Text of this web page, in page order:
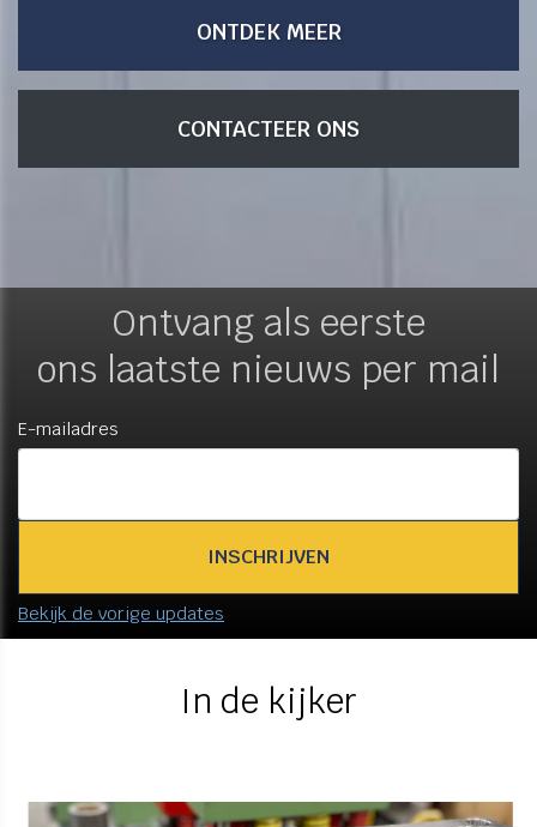
ONTDEK MEER
CONTACTEER ONS
Ontvang als eerste
ons laatste nieuws per mail
E-mailadres
Bekijk de vorige updates
In de kijker